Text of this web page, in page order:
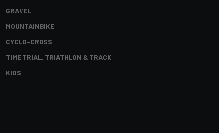
GRAVEL
MOUNTAINBIKE
CYCLO-CROSS
TIME TRIAL, TRIATHLON & TRACK
KIDS